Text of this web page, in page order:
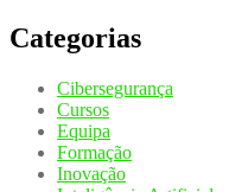
Categorias
Cibersegurança
Cursos
Equipa
Formação
Inovação